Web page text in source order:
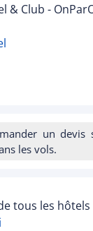
Club -
un
les vols.
tous les hôtels